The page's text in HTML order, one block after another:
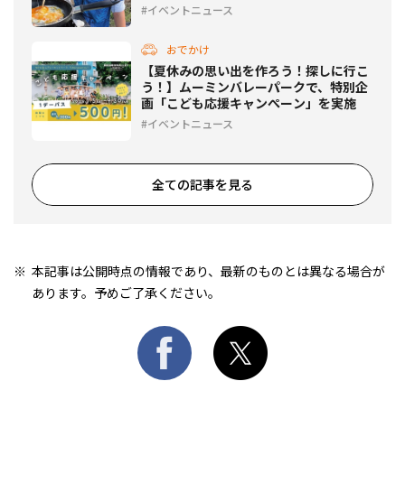
イベントニュース
おでかけ
【夏休みの思い出を作ろう！探しに行こ
う！】ムーミンバレーパークで、特別企
画「こども応援キャンぺーン」を実施
イベントニュース
全ての記事を見る
本記事は公開時点の情報であり、最新のものとは異なる場合が
あります。予めご了承ください。